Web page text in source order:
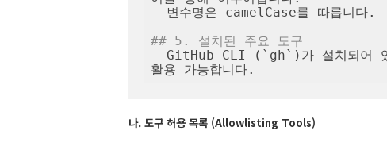
- 변수명은 camelCase를 따릅니다.
## 5. 설치된 주요 도구
- GitHub CLI (`gh`)가 설치되어
활용 가능합니다.
나. 도구 허용 목록 (Allowlisting Tools)